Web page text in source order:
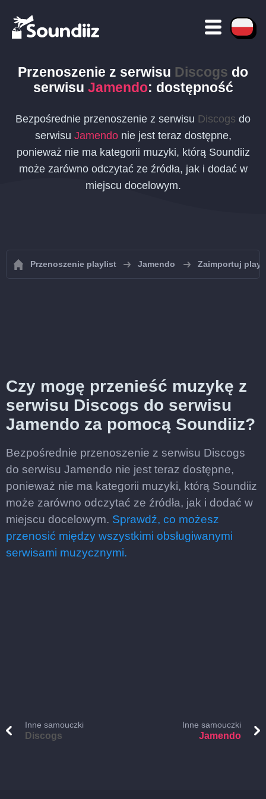
Przenoszenie z serwisu Discogs do
serwisu Jamendo: dostępność
Bezpośrednie przenoszenie z serwisu Discogs do
serwisu Jamendonie jest teraz dostępne,
ponieważ nie ma kategorii muzyki, którą Soundiiz
może zarówno odczytać ze źródła, jak i dodać w
miejscu docelowym.
Przenoszenie playlist Jamendo Zaimportuj
Czy mogę przenieść muzykę z
serwisu Discogs do serwisu
Jamendo za pomocą Soundiiz?
Bezpośrednie przenoszenie z serwisu Discogs
do serwisu Jamendo nie jest teraz dostępne,
ponieważ nie ma kategorii muzyki, którą Soundiiz
może zarówno odczytać ze źródła, jak i dodać w
miejscu docelowym. Sprawdź, co możesz
przenosić między wszystkimi obsługiwanymi
serwisami muzycznymi.
Inne samouczki
Discogs
Inne samouczki
Jamendo